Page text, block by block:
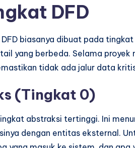
DFD
biasanya dibuat pada
yang berbeda. Selama
tidak ada jalur data
(Tingkat 0)
abstraksi tertinggi. Ini
dengan entitas eksternal.